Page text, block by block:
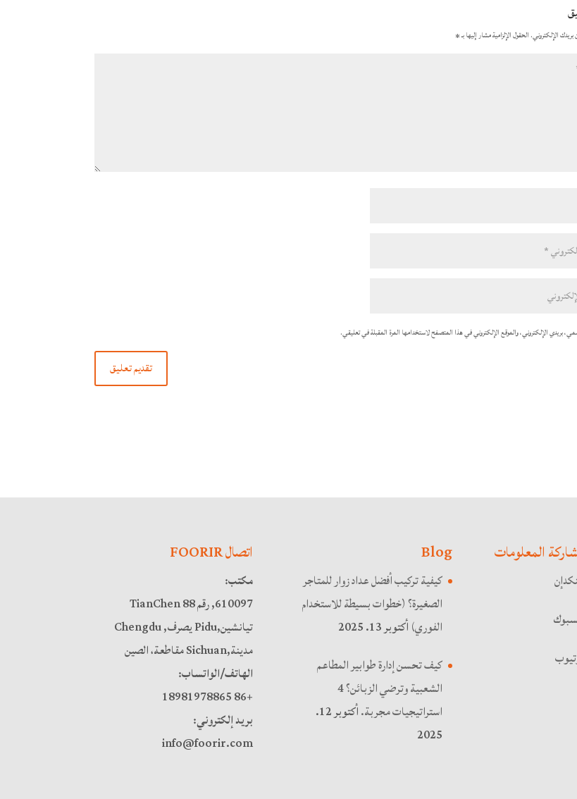
بريدك الإلكتروني. الحقول الإلزامية مشار إليها بـ*
بريدي الإلكتروني، والموقع الإلكتروني في هذا المتصفح لاستخدامها المرة المقبلة في تعليقي.
اتصال FOORIR
مكتب:
610097, رقم 88 TianChen
تيانشين,Pidu يصرف, Chengdu
مدينة,Sichuan مقاطعة، الصين
الهاتف/الواتساب:
+86 18981978865
بريد إلكتروني:
info@foorir.com
Blog
كيفية تركيب أفضل عداد زوار للمتاجر
الصغيرة؟ (خطوات بسيطة للاستخدام
الفوري)أكتوبر 13. 2025
كيف تحسن إدارة طوابير المطاعم
الشعبية وترضي الزبائن؟ 4
استراتيجيات مجربة.
أكتوبر 12.
2025
المعلومات